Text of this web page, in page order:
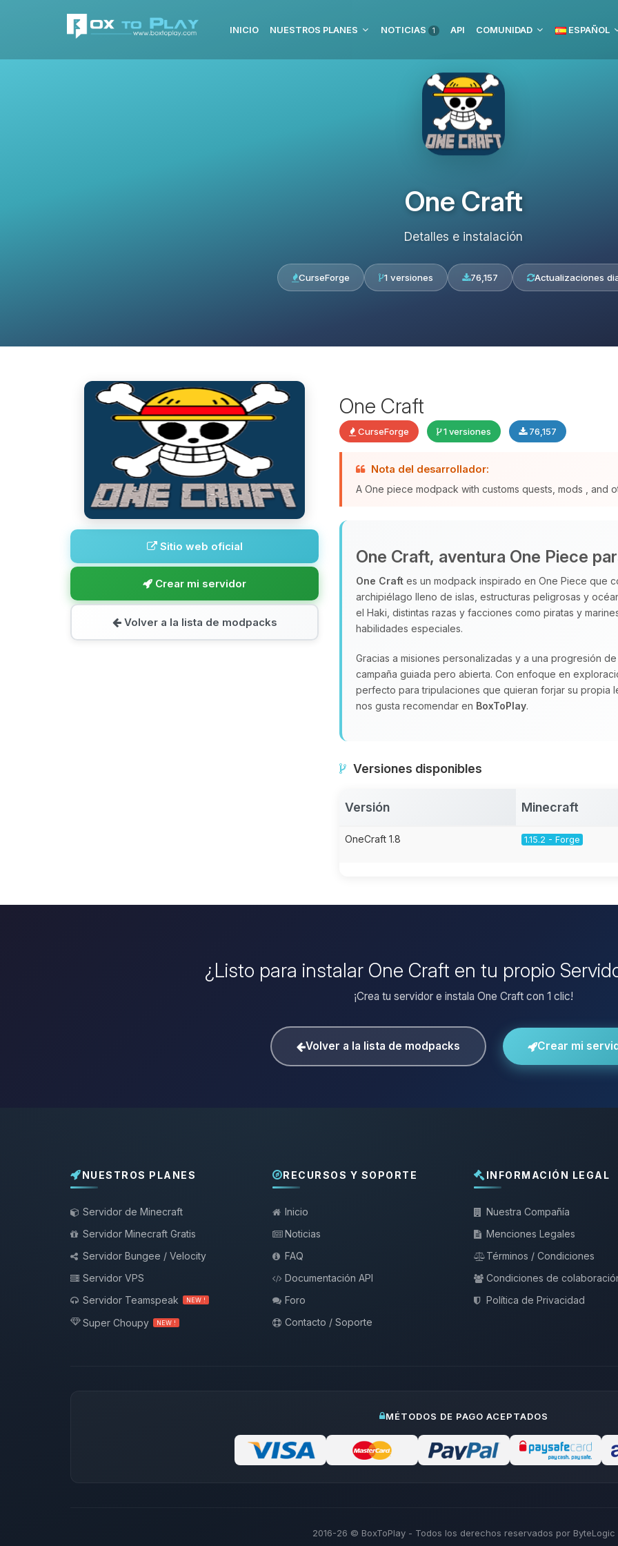
INICIO NUESTROS PLANES NOTICIAS 1 API COMUNIDAD ESPAÑOL
One Craft
Detalles e instalación
CurseForge 1 versiones 76,157 Actualizaciones
Sitio web oficial
Crear mi servidor
Volver a la lista de modpacks
One Craft
CurseForge 1 versiones 76,157
Nota del desarrollador:
A One piece modpack with customs quests, mods , and
One Craft, aventura One Piece
One Craft es un modpack inspirado en One Piece que
archipiélago lleno de islas, estructuras peligrosas y
el Haki, distintas razas y facciones como piratas y
habilidades especiales.
Gracias a misiones personalizadas y a una progresión
campaña guiada pero abierta. Con enfoque en
perfecto para tripulaciones que quieran forjar su propia
nos gusta recomendar en BoxToPlay.
Versiones disponibles
Versión Minecraft
OneCraft 1.8 1.15.2 - Forge
¿Listo para instalar One Craft en tu propio
¡Crea tu servidor e instala One Craft con 1 clic!
Volver a la lista de modpacks Crear mi
NUESTROS PLANES
Servidor de Minecraft
Servidor Minecraft Gratis
Servidor Bungee / Velocity
Servidor VPS
Servidor Teamspeak
NEW !
Super Choupy NEW !
RECURSOS Y SOPORTE
Inicio
Noticias
FAQ
Documentación API
Foro
Contacto / Soporte
INFORMACIÓN LEGAL
Nuestra Compañía
Menciones Legales
Términos / Condiciones
Condiciones de
Política de Privacidad
MÉTODOS DE PAGO ACEPTADOS
2016-26 © BoxToPlay - Todos los derechos reservados por ByteLogic